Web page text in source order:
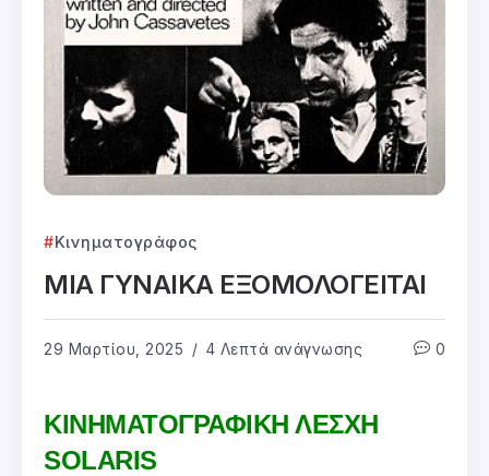
Κινηματογράφος
ΜΙΑ ΓΥΝΑΙΚΑ ΕΞΟΜΟΛΟΓΕΙΤΑΙ
29 Μαρτίου, 2025 4 Λεπτά ανάγνωσης 0
ΚΙΝΗΜΑΤΟΓΡΑΦΙΚΗ ΛΕΣΧΗ
SOLARIS